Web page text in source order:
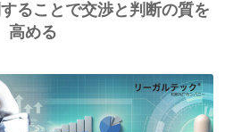
ることで交渉と判断の質を
高める